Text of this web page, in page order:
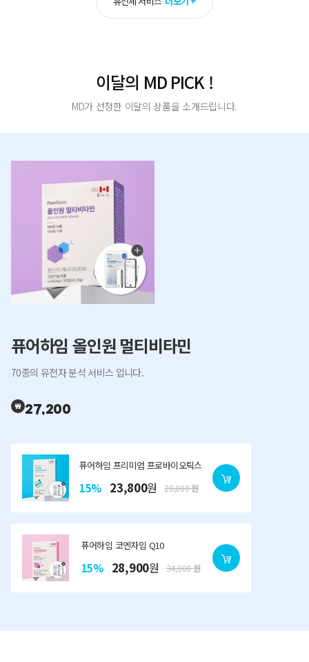
이달의 MD PICK !
MD가 선정한 이달의 상품을 소개드립니다.
퓨어하임 올인원 멀티비타민
70종의 유전자 분석 서비스 입니다.
27,200
퓨어하임 프리미엄 프로바이오틱스
15% 23,800원 28,000원
퓨어하임 코엔자임 Q10
15% 28,900원 34,000원